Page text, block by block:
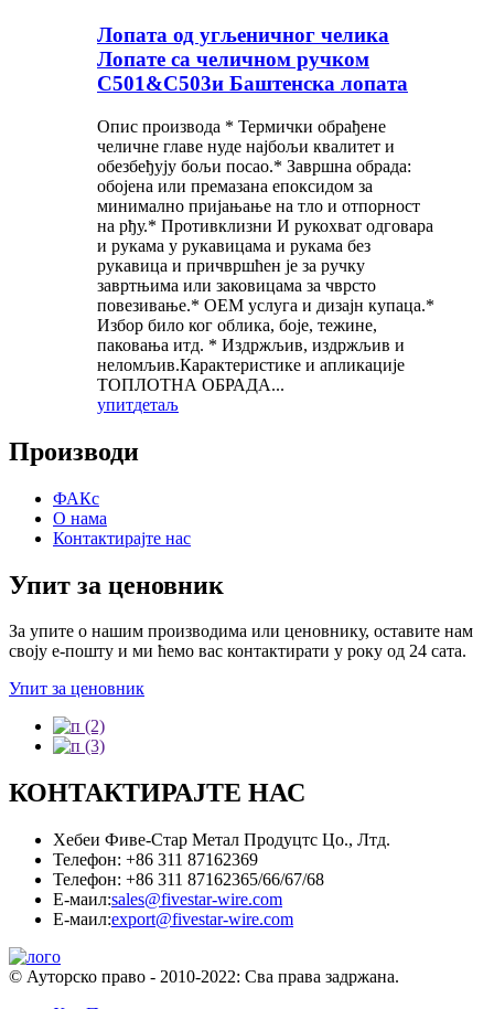
Лопата од угљеничног челика
Лопате са челичном ручком
С501&С503и Баштенска лопата
Опис производа * Термички обрађене
челичне главе нуде најбољи квалитет и
обезбеђују бољи посао.* Завршна обрада:
обојена или премазана епоксидом за
минимално пријањање на тло и отпорност
на рђу.* Противклизни И рукохват одговара
и рукама у рукавицама и рукама без
рукавица и причвршћен је за ручку
завртњима или заковицама за чврсто
повезивање.* ОЕМ услуга и дизајн купаца.*
Избор било ког облика, боје, тежине,
паковања итд. * Издржљив, издржљив и
неломљив.Карактеристике и апликације
ТОПЛОТНА ОБРАДА...
упитдетаљ
Производи
ФАКс
О нама
Контактирајте нас
Упит за ценовник
За упите о нашим производима или ценовнику, оставите нам
своју е-пошту и ми ћемо вас контактирати у року од 24 сата.
Упит за ценовник
КОНТАКТИРАЈТЕ НАС
Хебеи Фиве-Стар Метал Продуцтс Цо., Лтд.
Телефон: +86 311 87162369
Телефон: +86 311 87162365/66/67/68
Е-маил:sales@fivestar-wire.com
Е-маил:export@fivestar-wire.com
© Ауторско право - 2010-2022: Сва права задржана.